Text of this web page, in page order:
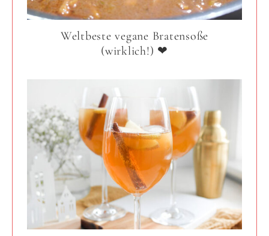
Weltbeste vegane Bratensoße
(wirklich!) ❤